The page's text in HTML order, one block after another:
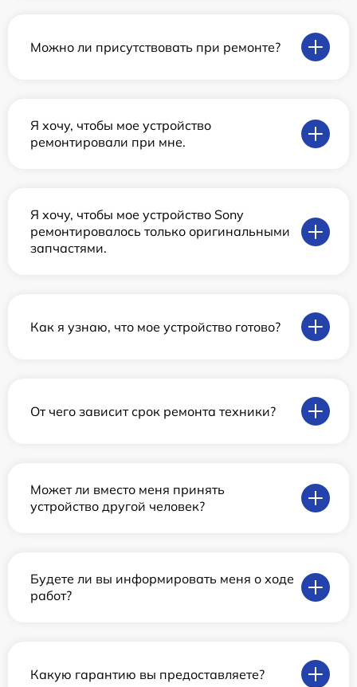
Можно ли присутствовать при ремонте?
Я хочу, чтобы мое устройство
ремонтировали при мне.
Я хочу, чтобы мое устройство Sony
ремонтировалось только оригинальными
запчастями.
Как я узнаю, что мое устройство готово?
От чего зависит срок ремонта техники?
Может ли вместо меня принять
устройство другой человек?
Будете ли вы информировать меня о ходе
работ?
Какую гарантию вы предоставляете?